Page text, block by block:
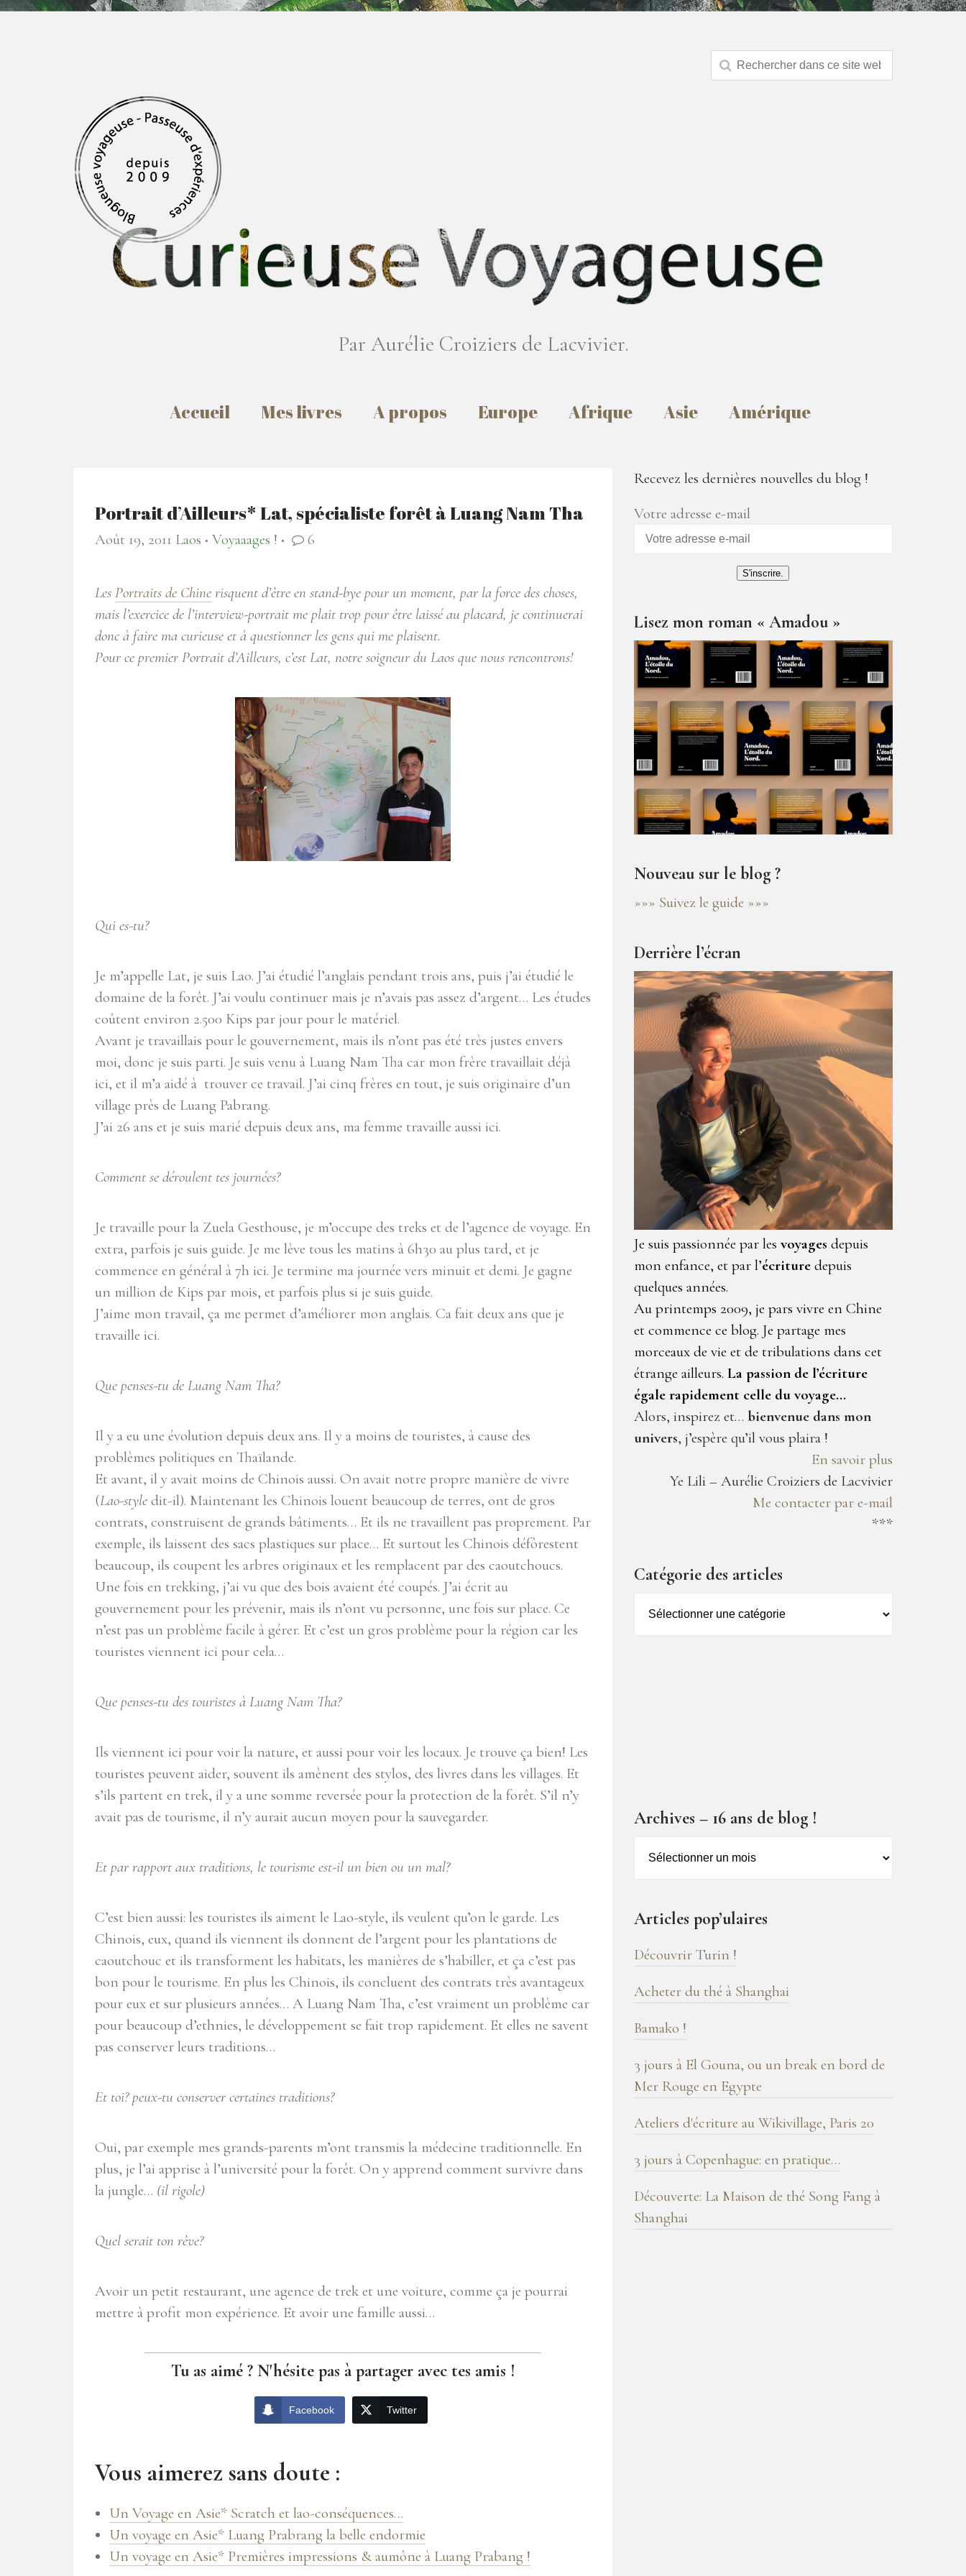
Par Aurélie Croiziers de Lacvivier.
Accueil Mes livres A propos Europe Afrique Asie Amérique
Portrait d’Ailleurs* Lat, spécialiste forêt à Luang Nam Tha
Août 19, 2011 Laos ● Voyaaages ! ● 6
Les Portraits de Chine risquent d’être en stand-bye pour un moment, par la force des choses,
mais l’exercice de l’interview-portrait me plait trop pour être laissé au placard, je continuerai
donc à faire ma curieuse et à questionner les gens qui me plaisent.
Pour ce premier Portrait d’Ailleurs, c’est Lat, notre soigneur du Laos que nous rencontrons!
Qui es-tu?
Je m’appelle Lat, je suis Lao. J’ai étudié l’anglais pendant trois ans, puis j’ai étudié le
domaine de la forêt. J’ai voulu continuer mais je n’avais pas assez d’argent… Les études
coûtent environ 2.500 Kips par jour pour le matériel.
Avant je travaillais pour le gouvernement, mais ils n’ont pas été très justes envers
moi, donc je suis parti. Je suis venu à Luang Nam Tha car mon frère travaillait déjà
ici, et il m’a aidé à trouver ce travail. J’ai cinq frères en tout, je suis originaire d’un
village près de Luang Pabrang.
J’ai 26 ans et je suis marié depuis deux ans, ma femme travaille aussi ici.
Comment se déroulent tes journées?
Je travaille pour la Zuela Gesthouse, je m’occupe des treks et de l’agence de voyage. En
extra, parfois je suis guide. Je me lève tous les matins à 6h30 au plus tard, et je
commence en général à 7h ici. Je termine ma journée vers minuit et demi. Je gagne
un million de Kips par mois, et parfois plus si je suis guide.
J’aime mon travail, ça me permet d’améliorer mon anglais. Ca fait deux ans que je
travaille ici.
Que penses-tu de Luang Nam Tha?
Il y a eu une évolution depuis deux ans. Il y a moins de touristes, à cause des
problèmes politiques en Thaïlande.
Et avant, il y avait moins de Chinois aussi. On avait notre propre manière de vivre
(Lao-style dit-il). Maintenant les Chinois louent beaucoup de terres, ont de gros
contrats, construisent de grands bâtiments… Et ils ne travaillent pas proprement. Par
exemple, ils laissent des sacs plastiques sur place… Et surtout les Chinois défôrestent
beaucoup, ils coupent les arbres originaux et les remplacent par des caoutchoucs.
Une fois en trekking, j’ai vu que des bois avaient été coupés. J’ai écrit au
gouvernement pour les prévenir, mais ils n’ont vu personne, une fois sur place. Ce
n’est pas un problème facile à gérer. Et c’est un gros problème pour la région car les
touristes viennent ici pour cela…
Que penses-tu des touristes à Luang Nam Tha?
Ils viennent ici pour voir la nature, et aussi pour voir les locaux. Je trouve ça bien! Les
touristes peuvent aider, souvent ils amènent des stylos, des livres dans les villages. Et
s’ils partent en trek, il y a une somme reversée pour la protection de la forêt. S’il n’y
avait pas de tourisme, il n’y aurait aucun moyen pour la sauvegarder.
Et par rapport aux traditions, le tourisme est-il un bien ou un mal?
C’est bien aussi: les touristes ils aiment le Lao-style, ils veulent qu’on le garde. Les
Chinois, eux, quand ils viennent ils donnent de l’argent pour les plantations de
caoutchouc et ils transforment les habitats, les manières de s’habiller, et ça c’est pas
bon pour le tourisme. En plus les Chinois, ils concluent des contrats très avantageux
pour eux et sur plusieurs années… A Luang Nam Tha, c’est vraiment un problème car
pour beaucoup d’ethnies, le développement se fait trop rapidement. Et elles ne savent
pas conserver leurs traditions…
Et toi? peux-tu conserver certaines traditions?
Oui, par exemple mes grands-parents m’ont transmis la médecine traditionnelle. En
plus, je l’ai apprise à l’université pour la forêt. On y apprend comment survivre dans
la jungle… (il rigole)
Quel serait ton rêve?
Avoir un petit restaurant, une agence de trek et une voiture, comme ça je pourrai
mettre à profit mon expérience. Et avoir une famille aussi…
Tu as aimé ? N'hésite pas à partager avec tes amis !
Facebook Twitter
Vous aimerez sans doute :
Un Voyage en Asie* Scratch et lao-conséquences…
Un voyage en Asie* Luang Prabrang la belle endormie
Un voyage en Asie* Premières impressions & aumône à Luang Prabang !
Recevez les dernières nouvelles du blog !
Votre adresse e-mail
S'inscrire.
Lisez mon roman « Amadou »
Nouveau sur le blog ?
»»» Suivez le guide »»»
Derrière l’écran
Je suis passionnée par les voyages depuis
mon enfance, et par l’écriture depuis
quelques années.
Au printemps 2009, je pars vivre en Chine
et commence ce blog. Je partage mes
morceaux de vie et de tribulations dans cet
étrange ailleurs. La passion de l’écriture
égale rapidement celle du voyage…
Alors, inspirez et… bienvenue dans mon
univers, j’espère qu’il vous plaira !
En savoir plus
Ye Lili – Aurélie Croiziers de Lacvivier
Me contacter par e-mail
***
Catégorie des articles
des
Archives – 16 ans de blog !
de
blog
!
Articles pop’ulaires
Découvrir Turin !
Acheter du thé à Shanghai
Bamako !
3 jours à El Gouna, ou un break en bord de
Mer Rouge en Egypte
Ateliers d'écriture au Wikivillage, Paris 20
3 jours à Copenhague: en pratique…
Découverte: La Maison de thé Song Fang à
Shanghai